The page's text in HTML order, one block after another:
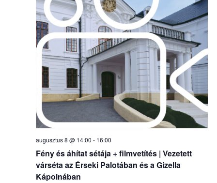
Fény és áhítat sétája + filmvetítés | Vezetett
várséta az Érseki Palotában és a Gizella
Kápolnában
augusztus 8 @ 14:00 - 16:00